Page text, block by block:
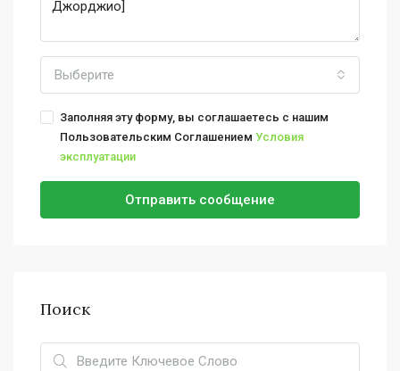
Выберите
Заполняя эту форму, вы соглашаетесь с нашим
Пользовательским Соглашением Условия
эксплуатации
Отправить сообщение
Поиск